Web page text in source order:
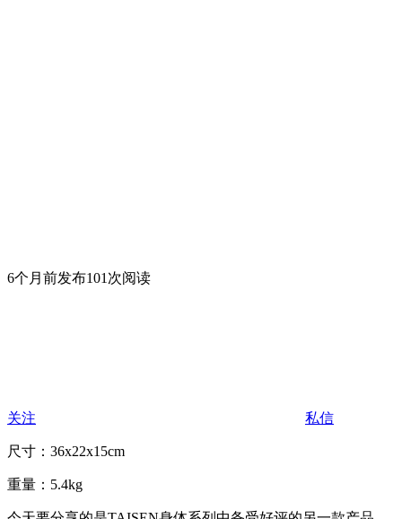
6个月前发布101次阅读
关注 私信
尺寸：36x22x15cm
重量： 5.4kg